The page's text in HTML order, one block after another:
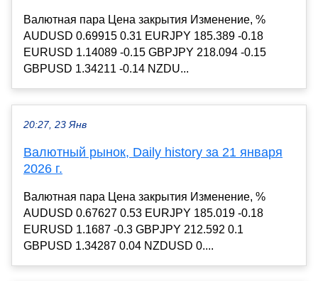
Валютная пара Цена закрытия Изменение, %
AUDUSD 0.69915 0.31 EURJPY 185.389 -0.18
EURUSD 1.14089 -0.15 GBPJPY 218.094 -0.15
GBPUSD 1.34211 -0.14 NZDU...
20:27, 23 Янв
Валютный рынок, Daily history за 21 января
2026 г.
Валютная пара Цена закрытия Изменение, %
AUDUSD 0.67627 0.53 EURJPY 185.019 -0.18
EURUSD 1.1687 -0.3 GBPJPY 212.592 0.1
GBPUSD 1.34287 0.04 NZDUSD 0....